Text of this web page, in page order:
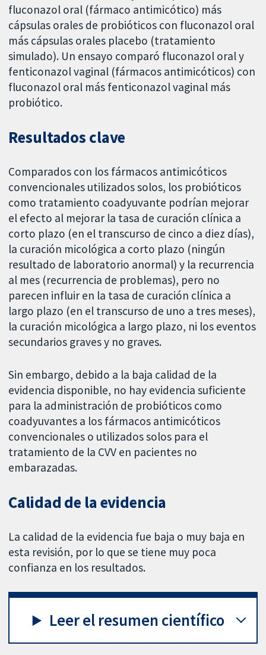
fluconazol oral (fármaco antimicótico) más
cápsulas orales de probióticos con fluconazol oral
más cápsulas orales placebo (tratamiento
simulado). Un ensayo comparó fluconazol oral y
fenticonazol vaginal (fármacos antimicóticos) con
fluconazol oral más fenticonazol vaginal más
probiótico.
Resultados clave
Comparados con los fármacos antimicóticos
convencionales utilizados solos, los probióticos
como tratamiento coadyuvante podrían mejorar
el efecto al mejorar la tasa de curación clínica a
corto plazo (en el transcurso de cinco a diez días),
la curación micológica a corto plazo (ningún
resultado de laboratorio anormal) y la recurrencia
al mes (recurrencia de problemas), pero no
parecen influir en la tasa de curación clínica a
largo plazo (en el transcurso de uno a tres meses),
la curación micológica a largo plazo, ni los eventos
secundarios graves y no graves.
Sin embargo, debido a la baja calidad de la
evidencia disponible, no hay evidencia suficiente
para la administración de probióticos como
coadyuvantes a los fármacos antimicóticos
convencionales o utilizados solos para el
tratamiento de la CVV en pacientes no
embarazadas.
Calidad de la evidencia
La calidad de la evidencia fue baja o muy baja en
esta revisión, por lo que se tiene muy poca
confianza en los resultados.
Leer el resumen científico